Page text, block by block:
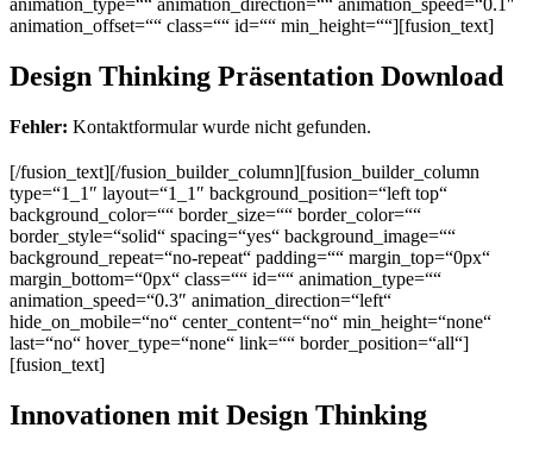
animation_type=““ animation_direction=““ animation_speed=“0.1″
animation_offset=““ class=““ id=““ min_height=““][fusion_text]
Design Thinking Präsentation Download
Fehler: Kontaktformular wurde nicht gefunden.
[/fusion_text][/fusion_builder_column][fusion_builder_column
type=“1_1″ layout=“1_1″ background_position=“left top“
background_color=““ border_size=““ border_color=““
border_style=“solid“ spacing=“yes“ background_image=““
background_repeat=“no-repeat“ padding=““ margin_top=“0px“
margin_bottom=“0px“ class=““ id=““ animation_type=““
animation_speed=“0.3″ animation_direction=“left“
hide_on_mobile=“no“ center_content=“no“ min_height=“none“
last=“no“ hover_type=“none“ link=““ border_position=“all“]
[fusion_text]
Innovationen mit Design Thinking